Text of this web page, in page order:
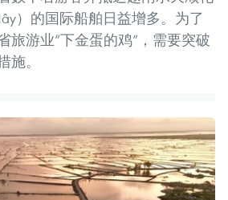
）的国际船舶日益增多。为了
旅游业“下金蛋的鸡”，需要突破
施。